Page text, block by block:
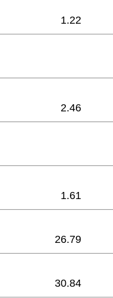
1.22
2.46
1.61
26.79
30.84